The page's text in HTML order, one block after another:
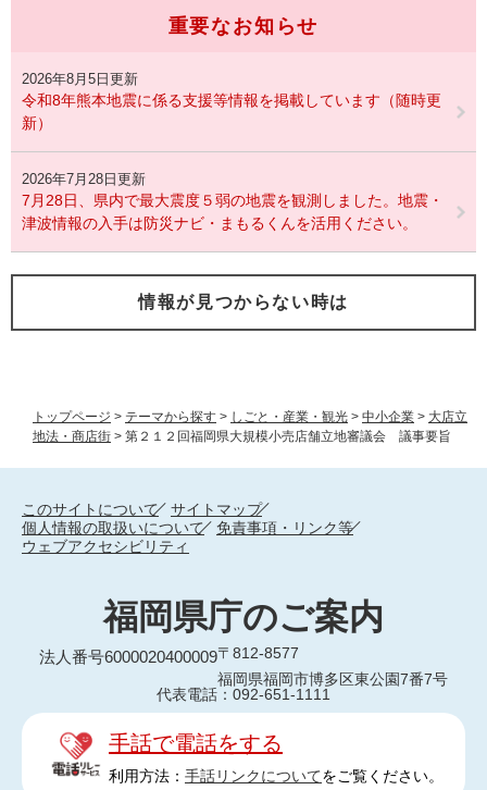
トップページ > テーマから探す > しごと・産業・観光 > 中小企業 > 大店立
地法・商店街 > 第２１２回福岡県大規模小売店舗立地審議会 議事要旨
重要なお知らせ
2026年8月5日更新
令和8年熊本地震に係る支援等情報を掲載しています（随時更
新）
2026年7月28日更新
7月28日、県内で最大震度５弱の地震を観測しました。地震・
津波情報の入手は防災ナビ・まもるくんを活用ください。
情報が見つからない時は
このサイトについて
サイトマップ
個人情報の取扱いについて
免責事項・リンク等
ウェブアクセシビリティ
福岡県庁のご案内
法人番号6000020400009〒812-8577
福岡県福岡市博多区東公園7番7号
代表電話：092-651-1111
手話で電話をする
利用方法： 手話リンクについてをご覧ください。